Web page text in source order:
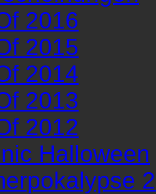
2016
2015
2014
2013
2012
Halloween